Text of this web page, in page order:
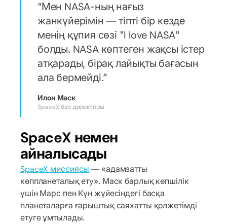
Мен NASA-ның нағыз
жанкүйерімін — тіпті бір кезде
менің құпия сөзі "I love NASA"
болды. NASA көптеген жақсы істер
атқарады, бірақ лайықты бағасын
ала бермейді.
Илон Маск
SpaceX бас директоры
SpaceX немен
айналысады
SpaceX миссиясы — «адамзатты
көппланеталық ету». Маск барлық көпшілік
үшін Марс пен Күн жүйесіндегі басқа
планеталарға ғарыштық саяхатты қолжетімді
етуге ұмтылады.